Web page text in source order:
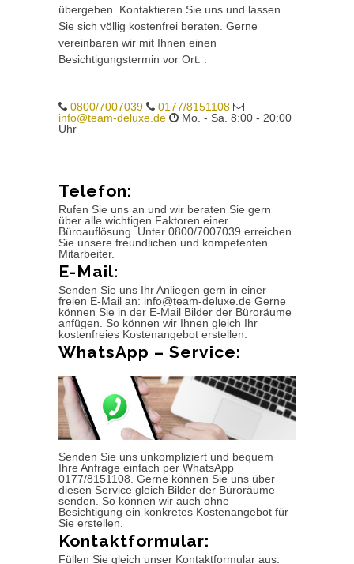
übergeben. Kontaktieren Sie uns und lassen
Sie sich völlig kostenfrei beraten. Gerne
vereinbaren wir mit Ihnen einen
Besichtigungstermin vor Ort. .
0800/7007039
0177/8151108
info@team-deluxe.de
Mo. - Sa. 8:00 - 20:00
Uhr
Telefon:
Rufen Sie uns an und wir beraten Sie gern
über alle wichtigen Faktoren einer
Büroauflösung. Unter 0800/7007039 erreichen
Sie unsere freundlichen und kompetenten
Mitarbeiter.
E-Mail:
Senden Sie uns Ihr Anliegen gern in einer
freien E-Mail an: info@team-deluxe.de Gerne
können Sie in der E-Mail Bilder der Büroräume
anfügen. So können wir Ihnen gleich Ihr
kostenfreies Kostenangebot erstellen.
WhatsApp – Service:
Senden Sie uns unkompliziert und bequem
Ihre Anfrage einfach per WhatsApp
0177/8151108. Gerne können Sie uns über
diesen Service gleich Bilder der Büroräume
senden. So können wir auch ohne
Besichtigung ein konkretes Kostenangebot für
Sie erstellen.
Kontaktformular:
Füllen Sie gleich unser Kontaktformular aus.